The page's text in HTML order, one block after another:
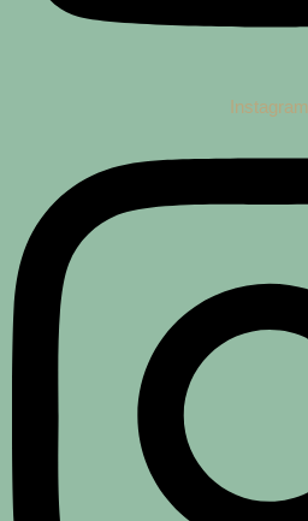
Instagram